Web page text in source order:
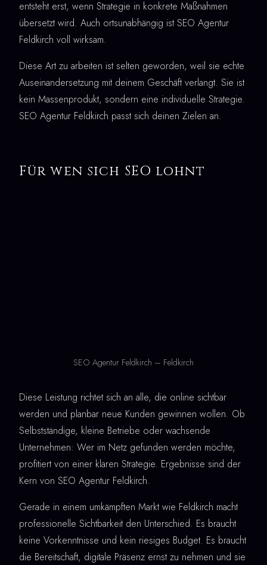
entsteht erst, wenn Strategie in konkrete Maßnahmen
übersetzt wird. Auch ortsunabhängig ist SEO Agentur
Feldkirch voll wirksam.
Diese Art zu arbeiten ist selten geworden, weil sie echte
Auseinandersetzung mit deinem Geschäft verlangt. Sie ist
kein Massenprodukt, sondern eine individuelle Strategie.
SEO Agentur Feldkirch passt sich deinen Zielen an.
Für wen sich SEO lohnt
SEO Agentur Feldkirch – Feldkirch
Diese Leistung richtet sich an alle, die online sichtbar
werden und planbar neue Kunden gewinnen wollen. Ob
Selbstständige, kleine Betriebe oder wachsende
Unternehmen: Wer im Netz gefunden werden möchte,
profitiert von einer klaren Strategie. Ergebnisse sind der
Kern von SEO Agentur Feldkirch.
Gerade in einem umkämpften Markt wie Feldkirch macht
professionelle Sichtbarkeit den Unterschied. Es braucht
keine Vorkenntnisse und kein riesiges Budget. Es braucht
die Bereitschaft, digitale Präsenz ernst zu nehmen und sie